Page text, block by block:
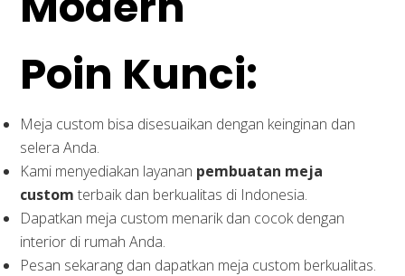
Poin Kunci:
Meja custom bisa disesuaikan dengan keinginan dan
selera Anda.
Kami menyediakan layanan pembuatan meja
custom terbaik dan berkualitas di Indonesia.
Dapatkan meja custom menarik dan cocok dengan
interior di rumah Anda.
Pesan sekarang dan dapatkan meja custom berkualitas.